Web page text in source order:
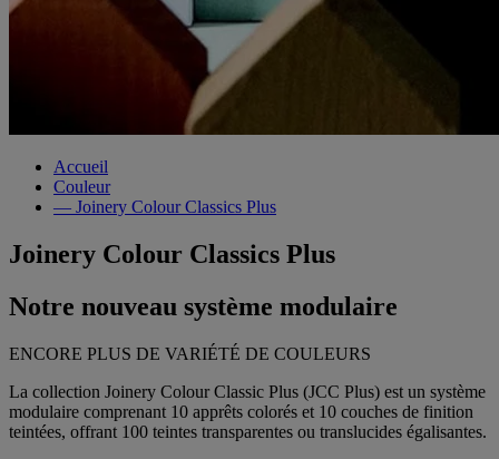
Accueil
Couleur
— Joinery Colour Classics Plus
Joinery Colour Classics Plus
Notre nouveau système modulaire
ENCORE PLUS DE VARIÉTÉ DE COULEURS
La collection Joinery Colour Classic Plus (JCC Plus) est un système
modulaire comprenant 10 apprêts colorés et 10 couches de finition
teintées, offrant 100 teintes transparentes ou translucides égalisantes.